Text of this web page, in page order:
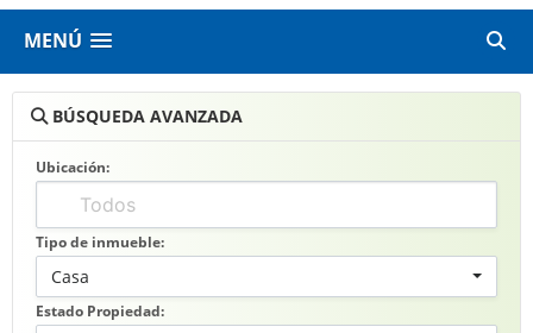
MENÚ
BÚSQUEDA AVANZADA
Ubicación:
Tipo de inmueble:
Casa
Estado Propiedad: